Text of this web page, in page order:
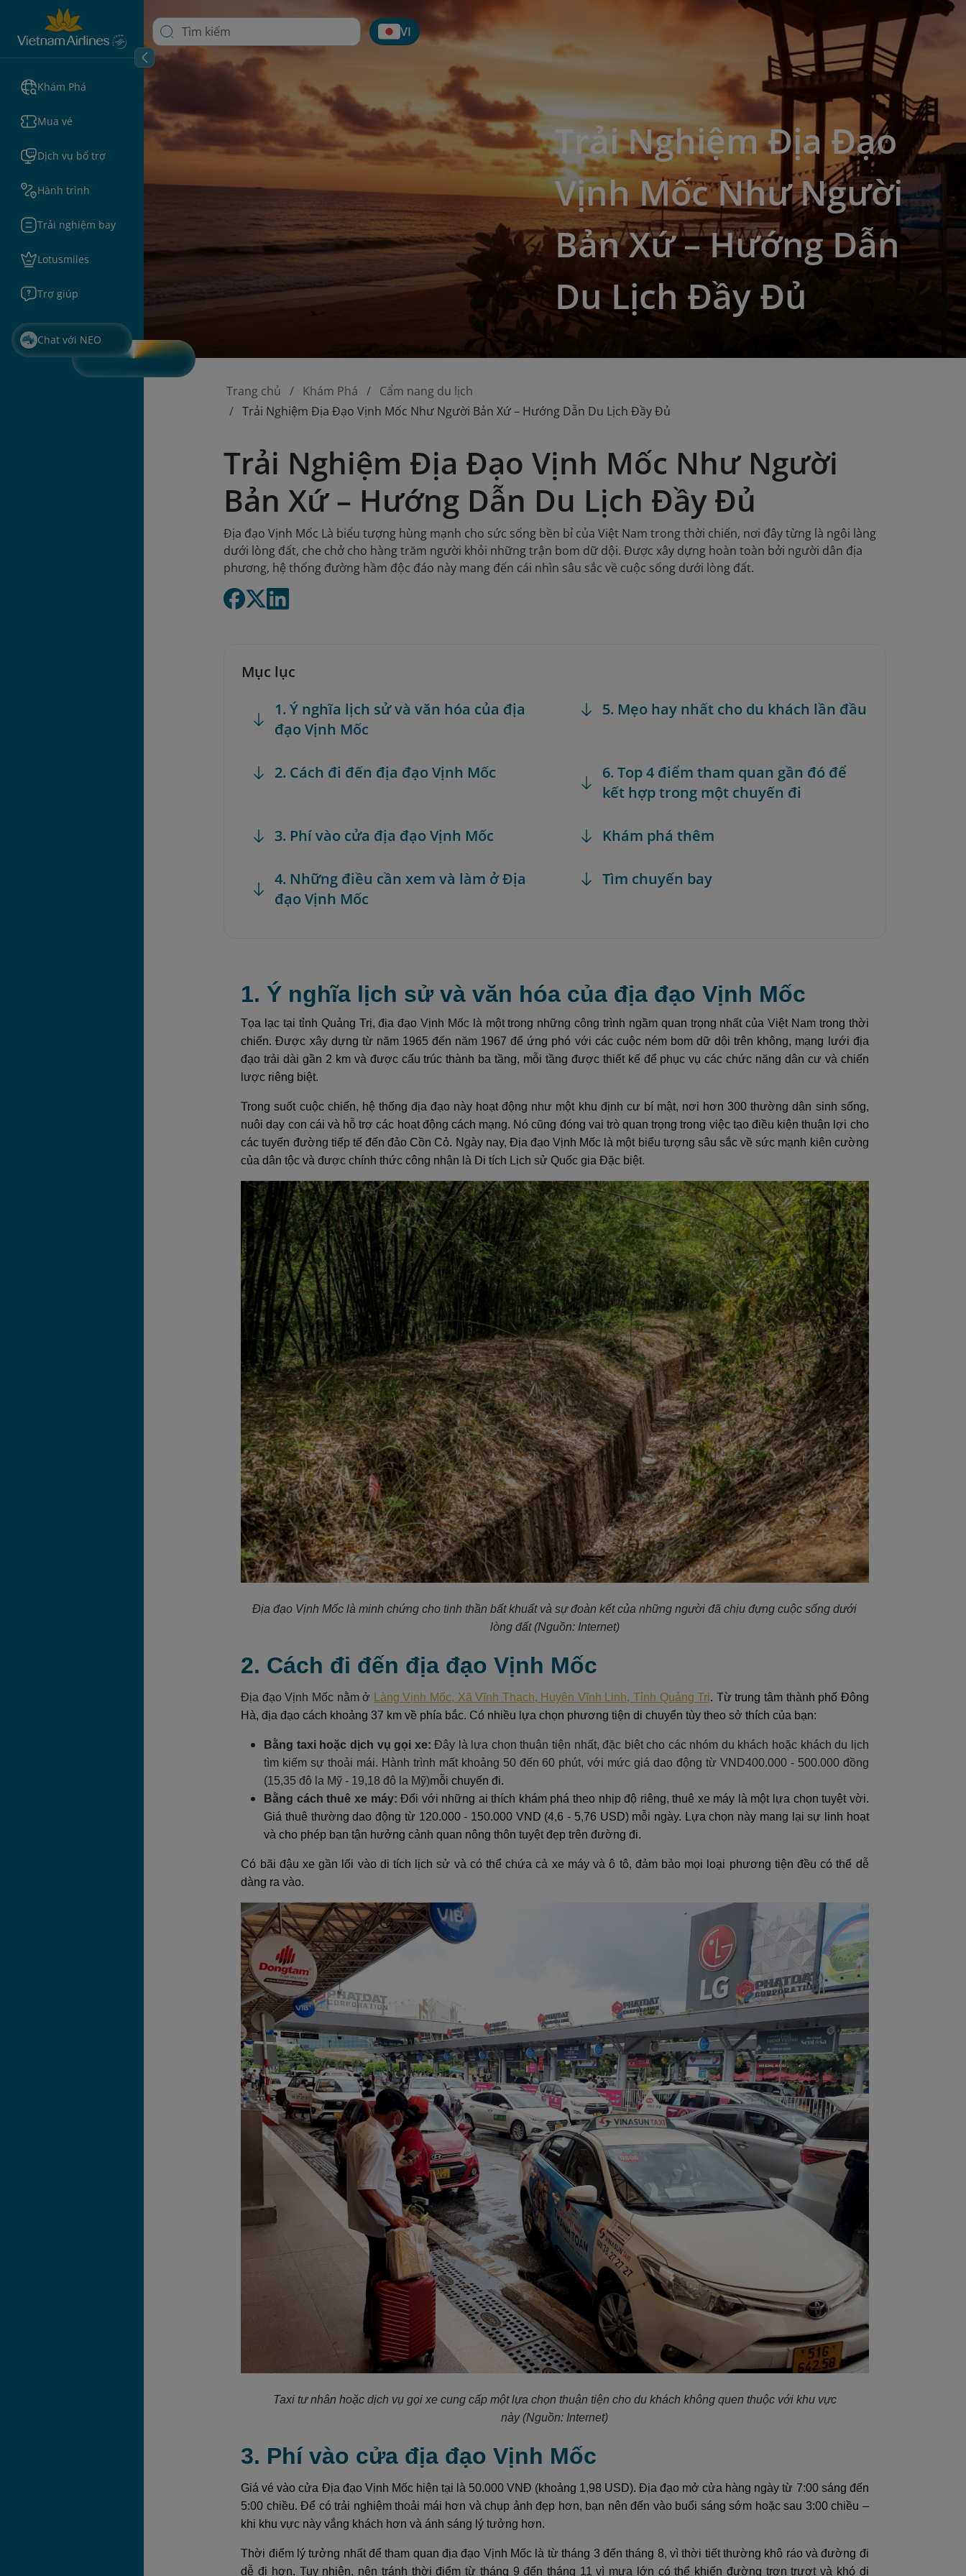
Khám Phá
Mua vé
Dịch vụ bổ trợ
Hành trình
Trải nghiệm bay
Lotusmiles
Trợ giúp
Chat với NEO
VI
Trải Nghiệm Địa Đạo
Vịnh Mốc Như Người
Bản Xứ – Hướng Dẫn
Du Lịch Đầy Đủ
Trang chủ Khám Phá
Cẩm nang du lịch
Trải Nghiệm Địa Đạo Vịnh Mốc Như Người Bản Xứ – Hướng Dẫn Du Lịch Đầy Đủ
Trải Nghiệm Địa Đạo Vịnh Mốc Như Người
Bản Xứ – Hướng Dẫn Du Lịch Đầy Đủ
Địa đạo Vịnh Mốc Là biểu tượng hùng mạnh cho sức sống bền bỉ của Việt Nam trong thời chiến, nơi đây từng là ngôi làng
dưới lòng đất, che chở cho hàng trăm người khỏi những trận bom dữ dội. Được xây dựng hoàn toàn bởi người dân địa
phương, hệ thống đường hầm độc đáo này mang đến cái nhìn sâu sắc về cuộc sống dưới lòng đất.
Mục lục
1. Ý nghĩa lịch sử và văn hóa của địa
đạo Vịnh Mốc
2. Cách đi đến địa đạo Vịnh Mốc
3. Phí vào cửa địa đạo Vịnh Mốc
4. Những điều cần xem và làm ở Địa
đạo Vịnh Mốc
5. Mẹo hay nhất cho du khách lần đầu
6. Top 4 điểm tham quan gần đó để
kết hợp trong một chuyến đi
Khám phá thêm
Tìm chuyến bay
1. Ý nghĩa lịch sử và văn hóa của địa đạo Vịnh Mốc
Tọa lạc tại tỉnh Quảng Trị, địa đạo Vịnh Mốc là một trong những công trình ngầm quan trọng nhất của Việt Nam trong thời
chiến. Được xây dựng từ năm 1965 đến năm 1967 để ứng phó với các cuộc ném bom dữ dội trên không, mạng lưới địa
đạo trải dài gần 2 km và được cấu trúc thành ba tầng, mỗi tầng được thiết kế để phục vụ các chức năng dân cư và chiến
lược riêng biệt.
Trong suốt cuộc chiến, hệ thống địa đạo này hoạt động như một khu định cư bí mật, nơi hơn 300 thường dân sinh sống,
nuôi dạy con cái và hỗ trợ các hoạt động cách mạng. Nó cũng đóng vai trò quan trọng trong việc tạo điều kiện thuận lợi cho
các tuyến đường tiếp tế đến đảo Cồn Cỏ. Ngày nay, Địa đạo Vịnh Mốc là một biểu tượng sâu sắc về sức mạnh kiên cường
của dân tộc và được chính thức công nhận là Di tích Lịch sử Quốc gia Đặc biệt.
Địa đạo Vịnh Mốc là minh chứng cho tinh thần bất khuất và sự đoàn kết của những người đã chịu đựng cuộc sống dưới
lòng đất(Nguồn: Internet)
2. Cách đi đến địa đạo Vịnh Mốc
Địa đạo Vịnh Mốc nằm ở Làng Vịnh Mốc, Xã Vĩnh Thạch, Huyện Vĩnh Linh, Tỉnh Quảng Trị. Từ trung tâm thành phố Đông
Hà, địa đạo cách khoảng 37 km về phía bắc. Có nhiều lựa chọn phương tiện di chuyển tùy theo sở thích của bạn:
Bằng taxi hoặc dịch vụ gọi xe:Đây là lựa chọn thuận tiện nhất, đặc biệt cho các nhóm du khách hoặc khách du lịch
tìm kiếm sự thoải mái. Hành trình mất khoảng 50 đến 60 phút, với mức giá dao động từ VND400.000 - 500.000 đồng
(15,35 đô la Mỹ - 19,18 đô la Mỹ)mỗi chuyến đi.
Bằng cách thuê xe máy:Đối với những ai thích khám phá theo nhịp độ riêng, thuê xe máy là một lựa chọn tuyệt vời.
Giá thuê thường dao động từ 120.000 - 150.000 VND (4,6 - 5,76 USD) mỗi ngày. Lựa chọn này mang lại sự linh hoạt
và cho phép bạn tận hưởng cảnh quan nông thôn tuyệt đẹp trên đường đi.
Có bãi đậu xe gần lối vào di tích lịch sử và có thể chứa cả xe máy và ô tô, đảm bảo mọi loại phương tiện đều có thể dễ
dàng ra vào.
Taxi tư nhân hoặc dịch vụ gọi xe cung cấp một lựa chọn thuận tiện cho du khách không quen thuộc với khu vực
này(Nguồn: Internet)
3. Phí vào cửa địa đạo Vịnh Mốc
Giá vé vào cửa Địa đạo Vịnh Mốc hiện tại là 50.000 VNĐ (khoảng 1,98 USD). Địa đạo mở cửa hàng ngày từ 7:00 sáng đến
5:00 chiều. Để có trải nghiệm thoải mái hơn và chụp ảnh đẹp hơn, bạn nên đến vào buổi sáng sớm hoặc sau 3:00 chiều –
khi khu vực này vắng khách hơn và ánh sáng lý tưởng hơn.
Thời điểm lý tưởng nhất để tham quan địa đạo Vịnh Mốc là từ tháng 3 đến tháng 8, vì thời tiết thường khô ráo và đường đi
dễ đi hơn. Tuy nhiên, nên tránh thời điểm từ tháng 9 đến tháng 11 vì mưa lớn có thể khiến đường trơn trượt và khó di